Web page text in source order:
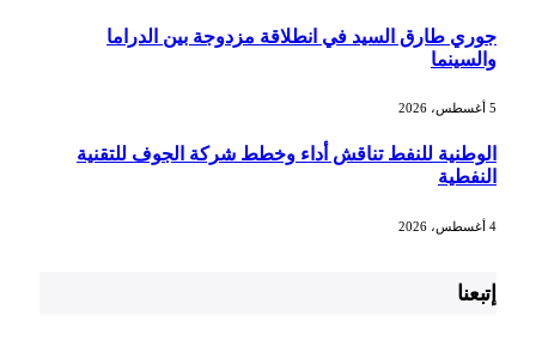
جوري طارق السيد في انطلاقة مزدوجة بين الدراما
والسينما
الوطنية للنفط تناقش أداء وخطط شركة الجوف للتقنية
النفطية
إتبعنا